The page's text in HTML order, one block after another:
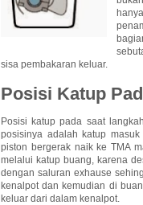
sisa pembakaran keluar.
Posisi Katup
Posisi katup pada saat
posisinya adalah katup
piston bergerak naik ke TMA
melalui katup buang, karena
dengan saluran exhause
kenalpot dan kemudian di
keluar dari dalam kenalpot.